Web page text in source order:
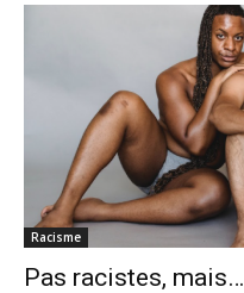
Racisme
Pas racistes, mais…